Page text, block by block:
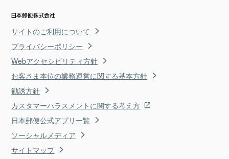
サイトのご利用について
プライバシーポリシー
Webアクセシビリティ方針
お客さま本位の業務運営に関する基本方針
勧誘方針
カスタマーハラスメントに関する考え方
日本郵便公式アプリ一覧
ソーシャルメディア
サイトマップ